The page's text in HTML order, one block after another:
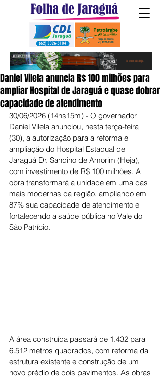
Daniel Vilela anuncia R$ 100 milhões para
ampliar Hospital de Jaraguá e quase dobrar
capacidade de atendimento
30/06/2026 (14hs15m) - O governador
Daniel Vilela anunciou, nesta terça-feira
(30), a autorização para a reforma e
ampliação do Hospital Estadual de
Jaraguá Dr. Sandino de Amorim (Heja),
com investimento de R$ 100 milhões. A
obra transformará a unidade em uma das
mais modernas da região, ampliando em
87% sua capacidade de atendimento e
fortalecendo a saúde pública no Vale do
São Patrício.
A área construída passará de 1.432 para
6.512 metros quadrados, com reforma da
estrutura existente e construção de um
novo prédio de dois pavimentos. As obras